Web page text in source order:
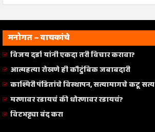
मनोगत – वाचकांचे
विजय दर्डा यांनी एकदा तरी विचार करावा?
आत्महत्या रोखणे ही कौटुंबिक जबाबदारी
काश्मिरी पंडितांचे विस्थापन, सत्यामागचे कटू सत्य
मरणावर रडायचं की धोरणावर रडायचं?
विटभट्ट्या बंद करा